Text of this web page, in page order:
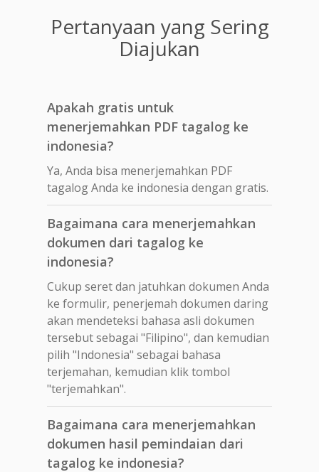
Pertanyaan yang Sering
Diajukan
Apakah gratis untuk
menerjemahkan PDF tagalog ke
indonesia?
Ya, Anda bisa menerjemahkan PDF
tagalog Anda ke indonesia dengan gratis.
Bagaimana cara menerjemahkan
dokumen dari tagalog ke
indonesia?
Cukup seret dan jatuhkan dokumen Anda
ke formulir, penerjemah dokumen daring
akan mendeteksi bahasa asli dokumen
tersebut sebagai "Filipino", dan kemudian
pilih "Indonesia" sebagai bahasa
terjemahan, kemudian klik tombol
"terjemahkan".
Bagaimana cara menerjemahkan
dokumen hasil pemindaian dari
tagalog ke indonesia?